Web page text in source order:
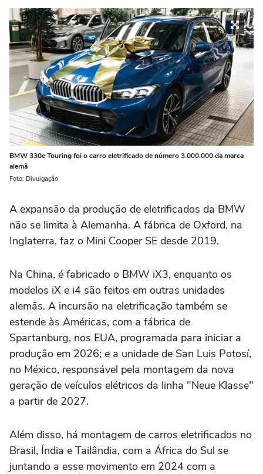
BMW 330e Touring foi o carro eletrificado de número 3.000.000 da marca
alemã
Foto: Divulgação
A expansão da produção de eletrificados da BMW
não se limita à Alemanha. A fábrica de Oxford, na
Inglaterra, faz o Mini Cooper SE desde 2019.
Na China, é fabricado o BMW iX3, enquanto os
modelos iX e i4 são feitos em outras unidades
alemãs. A incursão na eletrificação também se
estende às Américas, com a fábrica de
Spartanburg, nos EUA, programada para iniciar a
produção em 2026; e a unidade de San Luis Potosí,
no México, responsável pela montagem da nova
geração de veículos elétricos da linha "Neue Klasse"
a partir de 2027.
Além disso, há montagem de carros eletrificados no
Brasil, Índia e Tailândia, com a África do Sul se
juntando a esse movimento em 2024 com a